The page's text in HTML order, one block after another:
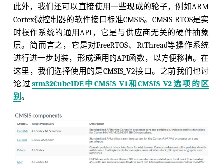
此外，我们还可以直接使用一些现成的轮子，例如ARM
Cortex微控制器的软件接口标准CMSIS。CMSIS-RTOS是实
时操作系统的通用API，它是与供应商无关的硬件抽象
层。简而言之，它是对FreeRTOS、RtThread等操作系统
进行进一步封装，形成通用的API函数，以方便移植。在
这里，我们选择使用的是CMSIS_V2接口。之前我们也讨
论过stm32CubeIDE中CMSIS_V1和CMSIS_V2选项的区
别 。